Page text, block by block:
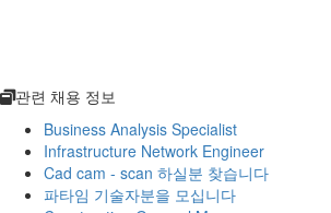
관련 채용 정보
Business Analysis Specialist
Infrastructure Network Engineer
Cad cam - scan 하실분 찾습니다
파타임 기술자분을 모십니다